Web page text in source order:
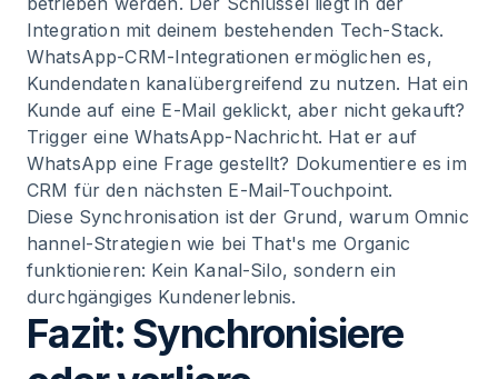
Integration mit deinem bestehenden Tech-Stack.
WhatsApp-CRM-Integrationen ermöglichen es,
Kundendaten kanalübergreifend zu nutzen. Hat ein
Kunde auf eine E-Mail geklickt, aber nicht gekauft?
Trigger eine WhatsApp-Nachricht. Hat er auf
WhatsApp eine Frage gestellt? Dokumentiere es im
CRM für den nächsten E-Mail-Touchpoint.
Diese Synchronisation ist der Grund, warum Omnic
hannel-Strategien wie bei That's me Organic
funktionieren: Kein Kanal-Silo, sondern ein
durchgängiges Kundenerlebnis.
Fazit: Synchronisiere